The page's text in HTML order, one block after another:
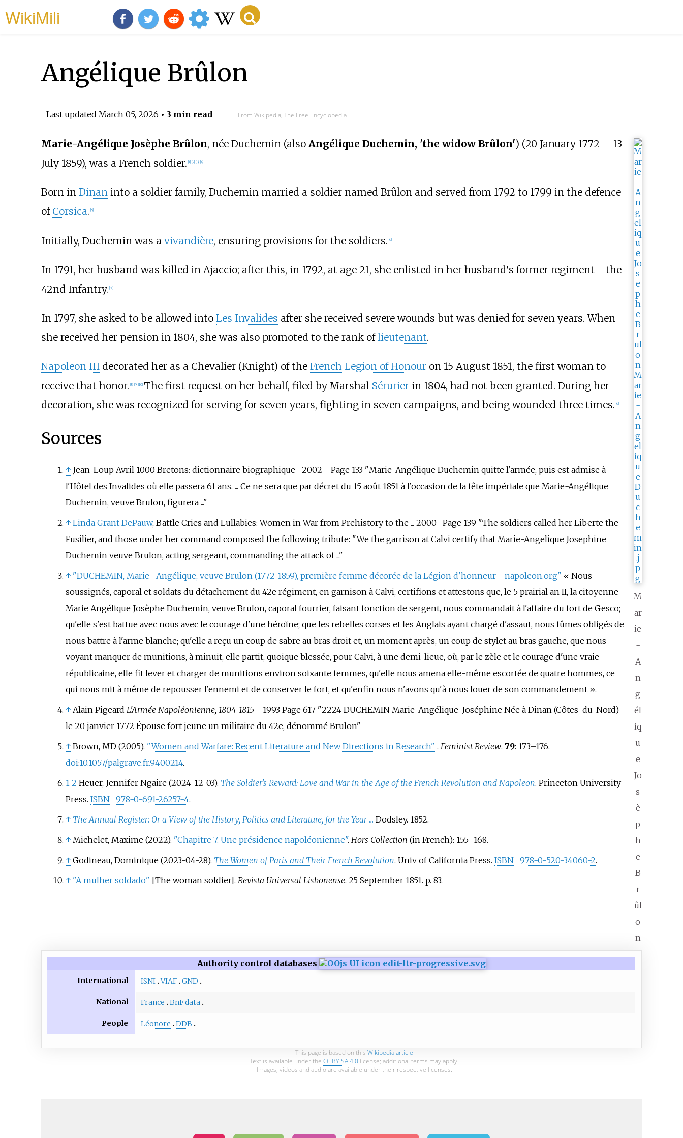
WikiMili
Angélique Brûlon
Last updated March 05, 2026 • 3 min read From Wikipedia, The Free Encyclopedia
M
ar
ie
-
A
n
g
él
iq
u
e
Jo
s
è
p
h
e
B
r
ûl
o
n
Marie-Angélique Josèphe Brûlon, née Duchemin (also Angélique Duchemin, 'the widow Brûlon') (20 January 1772 – 13
July 1859), was a French soldier. 1] 2] [3] 4]
Born in Dinaninto a soldier family, Duchemin married a soldier named Brûlon and served from 1792 to 1799 in the defence
of Corsica. 5]
Initially, Duchemin was a vivandière, ensuring provisions for the soldiers. [6]
In 1791, her husband was killed in Ajaccio; after this, in 1792, at age 21, she enlisted in her husband's former regiment - the
42nd Infantry. [7]
In 1797, she asked to be allowed into Les Invalides after she received severe wounds but was denied for seven years. When
she received her pension in 1804, she was also promoted to the rank oflieutenant.
Napoleon IIIdecorated her as a Chevalier (Knight) of the French Legion of Honouron 15 August 1851, the first woman to
receive that honor. 8] 9] 10] The first request on her behalf, filed by Marshal Sérurierin 1804, had not been granted. During her
decoration, she was recognized for serving for seven years, fighting in seven campaigns, and being wounded three times. 6]
Sources
↑ Jean-Loup Avril 1000 Bretons: dictionnaire biographique- 2002 - Page 133 "Marie-Angélique Duchemin quitte l'armée, puis est admise à
l'Hôtel des Invalides où elle passera 61 ans. ... Ce ne sera que par décret du 15 août 1851 à l'occasion de la fête impériale que Marie-Angélique
Duchemin, veuve Brulon, figurera ..."
↑ Linda Grant DePauw, Battle Cries and Lullabies: Women in War from Prehistory to the ... 2000- Page 139 "The soldiers called her Liberte the
Fusilier, and those under her command composed the following tribute: "We the garrison at Calvi certify that Marie-Angelique Josephine
Duchemin veuve Brulon, acting sergeant, commanding the attack of ..."
↑ "DUCHEMIN, Marie- Angélique, veuve Brulon (1772-1859), première femme décorée de la Légion d'honneur - napoleon.org" « Nous
soussignés, caporal et soldats du détachement du 42e régiment, en garnison à Calvi, certifions et attestons que, le 5 prairial an II, la citoyenne
Marie Angélique Josèphe Duchemin, veuve Brulon, caporal fourrier, faisant fonction de sergent, nous commandait à l'affaire du fort de Gesco;
qu'elle s'est battue avec nous avec le courage d'une héroïne; que les rebelles corses et les Anglais ayant chargé d'assaut, nous fûmes obligés de
nous battre à l'arme blanche; qu'elle a reçu un coup de sabre au bras droit et, un moment après, un coup de stylet au bras gauche, que nous
voyant manquer de munitions, à minuit, elle partit, quoique blessée, pour Calvi, à une demi-lieue, où, par le zèle et le courage d'une vraie
républicaine, elle fit lever et charger de munitions environ soixante femmes, qu'elle nous amena elle-même escortée de quatre hommes, ce
qui nous mit à même de repousser l'ennemi et de conserver le fort, et qu'enfin nous n'avons qu'à nous louer de son commandement ».
↑ Alain Pigeard L'Armée Napoléonienne, 1804-1815 - 1993 Page 617 "2224 DUCHEMIN Marie-Angélique-Joséphine Née à Dinan (Côtes-du-Nord)
le 20 janvier 1772 Épouse fort jeune un militaire du 42e, dénommé Brulon"
↑ Brown, MD (2005). "Women and Warfare: Recent Literature and New Directions in Research" . Feminist Review. 79: 173–176.
doi:10.1057/palgrave.fr.9400214.
1 2 Heuer, Jennifer Ngaire (2024-12-03). The Soldier's Reward: Love and War in the Age of the French Revolution and Napoleon. Princeton University
Press. ISBN 978-0-691-26257-4.
↑ The Annual Register: Or a View of the History, Politics and Literature, for the Year ... Dodsley. 1852.
↑ Michelet, Maxime (2022). "Chapitre 7. Une présidence napoléonienne". Hors Collection (in French): 155–168.
↑ Godineau, Dominique (2023-04-28). The Women of Paris and Their French Revolution. Univ of California Press. ISBN 978-0-520-34060-2.
↑ "A mulher soldado" [The woman soldier]. Revista Universal Lisbonense. 25 September 1851. p. 83.
Authority control databases
International ISNI VIAF GND
National France BnF data
People Léonore DDB
This page is based on this Wikipedia article
Text is available under the CC BY-SA 4.0 license; additional terms may apply.
Images, videos and audio are available under their respective licenses.